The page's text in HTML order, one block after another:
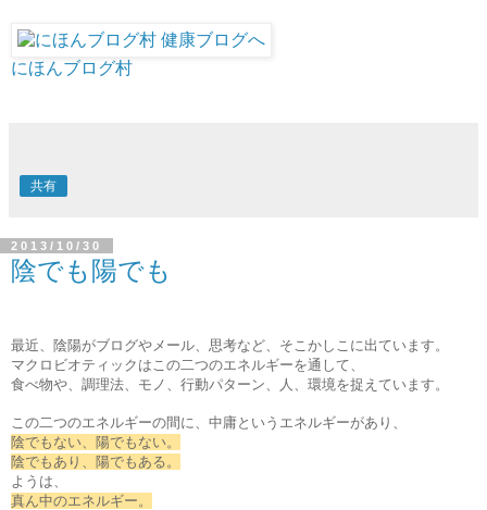
にほんブログ村
共有
2013/10/30
陰でも陽でも
最近、陰陽がブログやメール、思考など、そこかしこに出ています。
マクロビオティックはこの二つのエネルギーを通して、
食べ物や、調理法、モノ、行動パターン、人、環境を捉えています。
この二つのエネルギーの間に、中庸というエネルギーがあり、
陰でもない、陽でもない。
陰でもあり、陽でもある。
ようは、
真ん中のエネルギー。